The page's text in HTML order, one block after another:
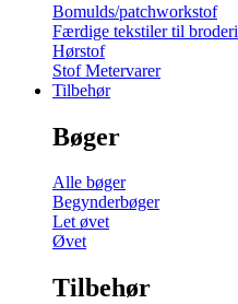
Bomulds/patchworkstof
Færdige tekstiler til broderi
Hørstof
Stof Metervarer
Tilbehør
Bøger
Alle bøger
Begynderbøger
Let øvet
Øvet
Tilbehør